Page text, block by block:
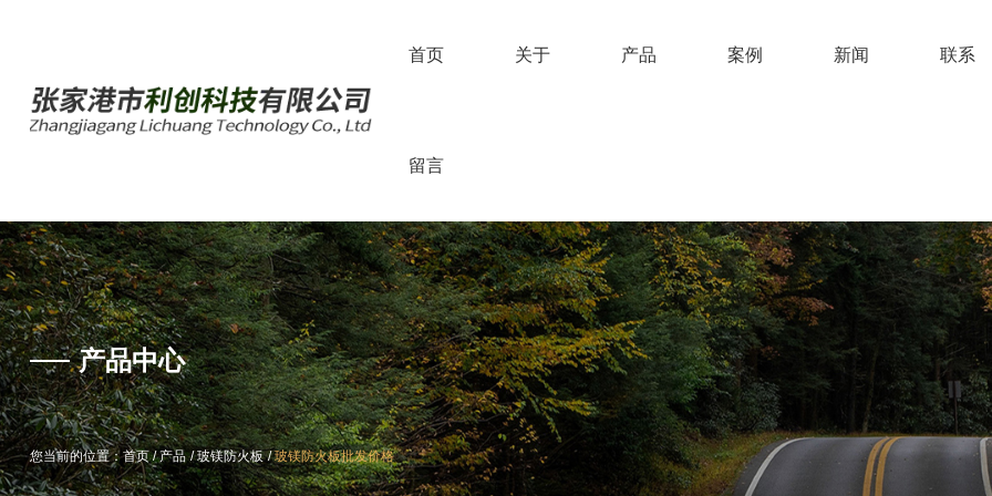
首页 关于 产品 案例 新闻 联系
留言
产品中心
您当前的位置：首页/产品 /玻镁防火板 /玻镁防火板批发价格
产品中心
您当前的位置：首页/产品 /玻镁防火板 /玻镁防火板批发价格